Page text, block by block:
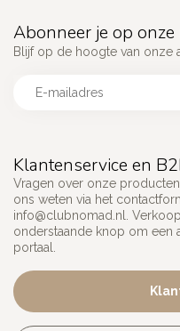
Klantenservice en
Vragen over onze
ons weten via het
info@clubnomad.nl
.
onderstaande knop om een
portaal.
Abonneer je op
Blijf op de hoogte van onze